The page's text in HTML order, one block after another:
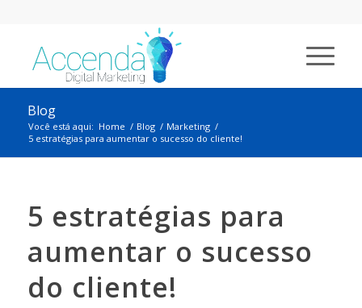
Blog
Você está aqui: Home / Blog / Marketing /
5 estratégias para aumentar o sucesso do cliente!
5 estratégias para
aumentar o sucesso
do cliente!